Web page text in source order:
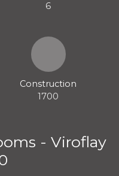
6
Construction
1700
- Viroflay